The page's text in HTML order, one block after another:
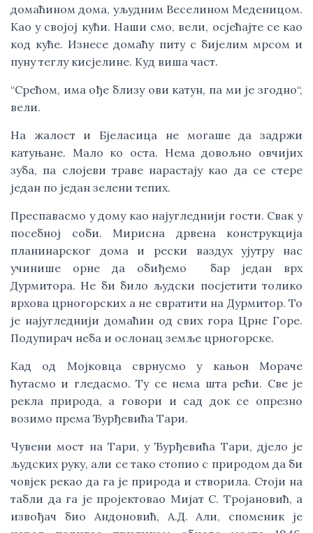
домаћином дома, уљудним Веселином Меденицом.
Као у својој кући. Наши смо, вели, осјећајте се као
код куће. Изнесе домаћу питу с бијелим мрсом и
пуну теглу кисјелине. Куд виша част.
“Срећом, има ође близу ови катун, па ми је згодно“,
вели.
На жалост и Бјеласица не могаше да задржи
катуњане. Мало ко оста. Нема довољно овчијих
зуба, па слојеви траве нарастају као да се стере
један по један зелени тепих.
Преспавасмо у дому као најугледнији гости. Свак у
посебној соби. Мирисна дрвена конструкција
планинарског дома и рески ваздух ујутру нас
учинише орне да обиђемо бар један врх
Дурмитора. Не би било људски посјетити толико
врхова црногорских а не свратити на Дурмитор. То
је најугледнији домаћин од свих гора Црне Горе.
Подупирач неба и ослонац земље црногорске.
Кад од Мојковца сврнусмо у кањон Мораче
ћутасмо и гледасмо. Ту се нема шта рећи. Све је
рекла природа, а говори и сад док се опрезно
возимо према Ђурђевића Тари.
Чувени мост на Тари, у Ђурђевића Тари, дјело је
људских руку, али се тако стопио с природом да би
човјек рекао да га је природа и створила. Стоји на
табли да га је пројектовао Мијат С. Тројановић, а
извођач био Андоновић, А.Д. Али, споменик је